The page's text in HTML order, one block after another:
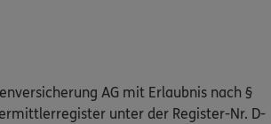
AG mit Erlaubnis nach §
unter der Register-Nr. D-